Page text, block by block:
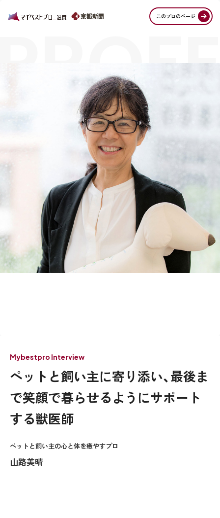
このプロのページ
Mybestpro Interview
ペットと飼い主に寄り添い、最後ま
で笑顔で暮らせるようにサポート
する獣医師
ペットと飼い主の心と体を癒やすプロ
山路美晴